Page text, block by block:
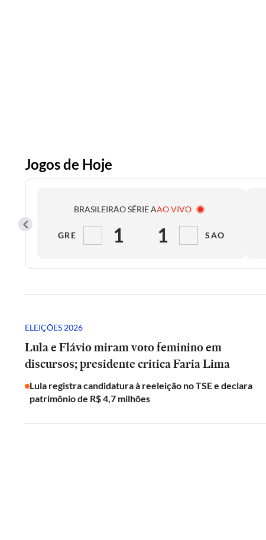
Jogos de Hoje
BRASILEIRÃO SÉRIE AAO VIVO
GRE 1 1 SAO
ELEIÇÕES 2026
Lula e Flávio miram voto feminino em
discursos; presidente critica Faria Lima
Lula registra candidatura à reeleição no TSE e declara
patrimônio de R$ 4,7 milhões